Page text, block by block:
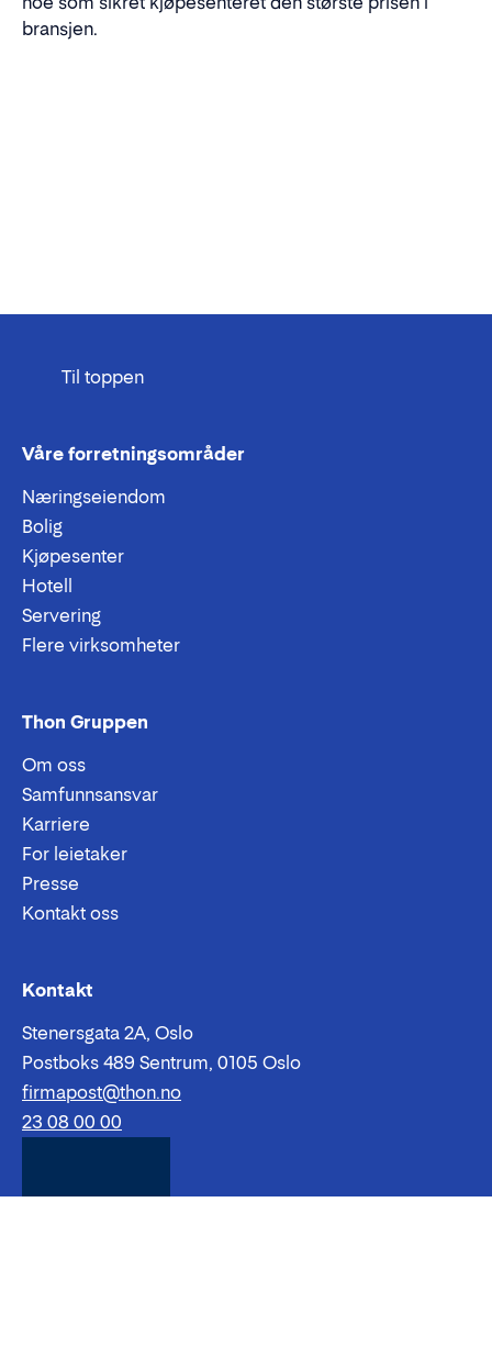
bransjen.
Til toppen
Våre forretningsområder
Næringseiendom
Bolig
Kjøpesenter
Hotell
Servering
Flere virksomheter
Thon Gruppen
Om oss
Samfunnsansvar
Karriere
For leietaker
Presse
Kontakt oss
Kontakt
Stenersgata 2A, Oslo
Postboks 489 Sentrum, 0105 Oslo
Epost:
firmapost@thon.no
Telefon:
23 08 00 00